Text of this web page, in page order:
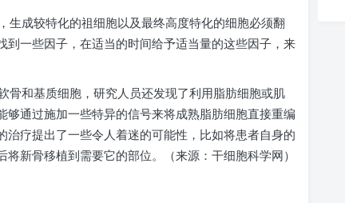
生成较特化的祖细胞以及最终高度特化的细胞必须翻
一些因子，在适当的时间给予适当量的这些因子，来
骨和基质细胞，研究人员还发现了利用脂肪细胞或肌
通过施加一些特异的信号来将成熟脂肪细胞直接重编
疗提出了一些令人着迷的可能性，比如将患者自身的
新骨移植到需要它的部位。（来源：干细胞科学网）